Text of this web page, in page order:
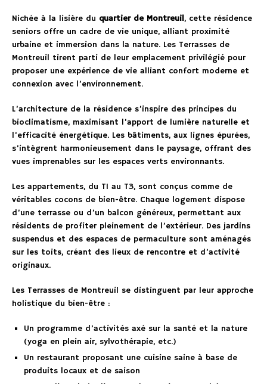
Nichée à la lisière du quartier de Montreuil, cette résidence
seniors offre un cadre de vie unique, alliant proximité
urbaine et immersion dans la nature. Les Terrasses de
Montreuil tirent parti de leur emplacement privilégié pour
proposer une expérience de vie alliant confort moderne et
connexion avec l’environnement.
L’architecture de la résidence s’inspire des principes du
bioclimatisme, maximisant l’apport de lumière naturelle et
l’efficacité énergétique. Les bâtiments, aux lignes épurées,
s’intègrent harmonieusement dans le paysage, offrant des
vues imprenables sur les espaces verts environnants.
Les appartements, du T1 au T3, sont conçus comme de
véritables cocons de bien-être. Chaque logement dispose
d’une terrasse ou d’un balcon généreux, permettant aux
résidents de profiter pleinement de l’extérieur. Des jardins
suspendus et des espaces de permaculture sont aménagés
sur les toits, créant des lieux de rencontre et d’activité
originaux.
Les Terrasses de Montreuil se distinguent par leur approche
holistique du bien-être :
Un programme d’activités axé sur la santé et la nature
(yoga en plein air, sylvothérapie, etc.)
Un restaurant proposant une cuisine saine à base de
produits locaux et de saison